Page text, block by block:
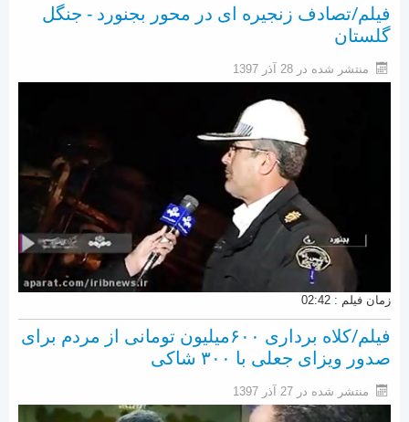
فیلم/تصادف زنجیره ای در محور بجنورد - جنگل
گلستان
منتشر شده در 28 آذر 1397
زمان فیلم : 02:42
فیلم/کلاه برداری ۶۰۰میلیون تومانی از مردم برای
صدور ویزای جعلی با ۳۰۰ شاکی
منتشر شده در 27 آذر 1397